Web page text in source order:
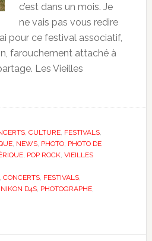
c’est dans un mois. Je
ne vais pas vous redire
pour ce festival associatif,
farouchement attaché à
Les Vieilles
, CULTURE, FESTIVALS,
, NEWS, PHOTO, PHOTO DE
, POP ROCK, VIEILLES
CONCERTS, FESTIVALS,
NIKON D4S, PHOTOGRAPHE,